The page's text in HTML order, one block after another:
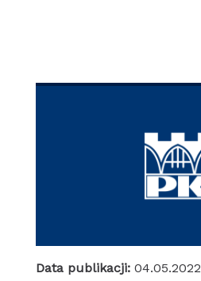
Data publikacji: 04.05.2022